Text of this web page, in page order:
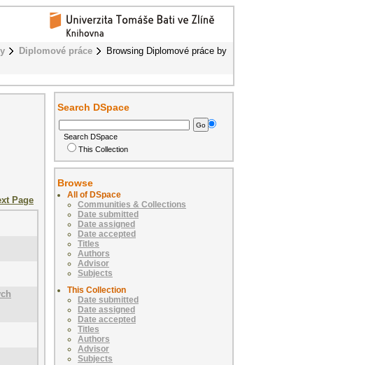
Diplomové práce
Browsing Diplomové práce by
Page
Search DSpace
Search DSpace
This Collection
Browse
All of DSpace
Communities & Collections
Date submitted
Date assigned
Date accepted
Titles
Authors
Advisor
Subjects
This Collection
Date submitted
Date assigned
Date accepted
Titles
Authors
Advisor
Subjects